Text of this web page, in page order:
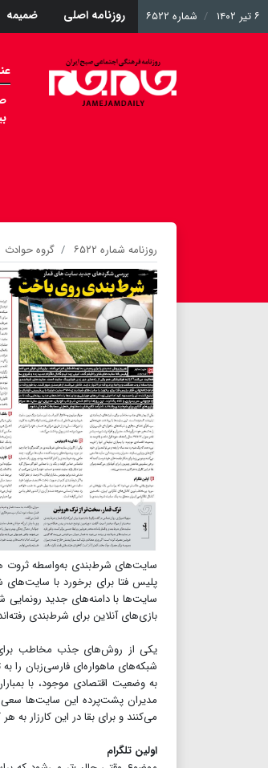
۶ تیر ۱۴۰۲ شماره ۶۵۲۲ روزنامه اصلی ضمیمه
روزنامه شماره ۶۵۲۲ گروه حوادث
سایت‌های شرط‌بندی به‌واسطه ثروت
سایت‌ها با دامنه‌های جدید رونمایی
بازی‌های آنلاین برای شرط‌بندی
یکی از روش‌های جذب مخاطب
به وضعیت اقتصادی موجود، با
مدیران پشت‌پرده این سایت‌ها سعی
می‌کنند و برای بقا در این کارزار به
اولین تلگرام